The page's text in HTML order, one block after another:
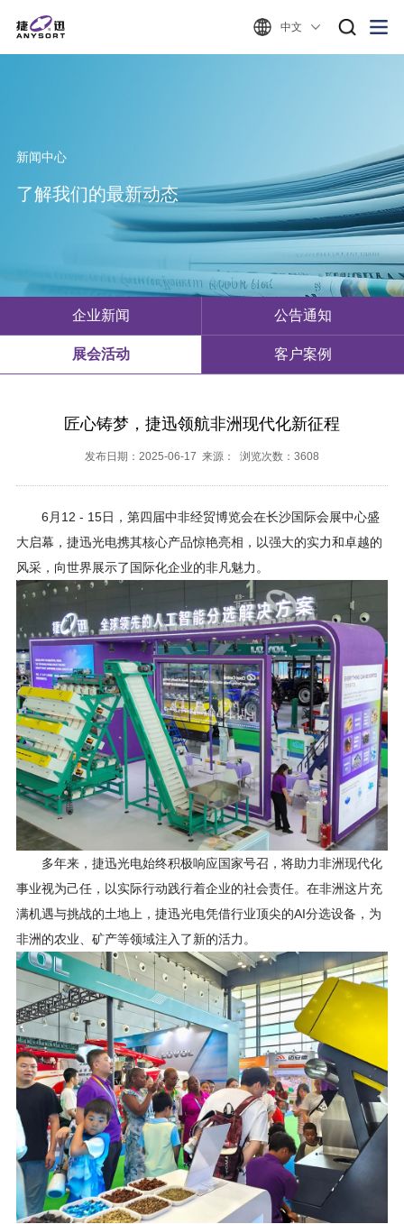
中文
新闻中心
了解我们的最新动态
企业新闻 公告通知
展会活动 客户案例
匠心铸梦，捷迅领航非洲现代化新征程
发布日期：2025-06-17 来源： 浏览次数：3608
6月12 - 15日，第四届中非经贸博览会在长沙国际会展中心盛
大启幕，捷迅光电携其核心产品惊艳亮相，以强大的实力和卓越的
风采，向世界展示了国际化企业的非凡魅力。
多年来，捷迅光电始终积极响应国家号召，将助力非洲现代化
事业视为己任，以实际行动践行着企业的社会责任。在非洲这片充
满机遇与挑战的土地上，捷迅光电凭借行业顶尖的AI分选设备，为
非洲的农业、矿产等领域注入了新的活力。